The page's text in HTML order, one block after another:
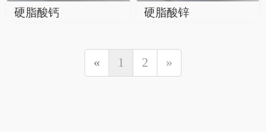
硬脂酸钙 硬脂酸锌
« 1 2 »